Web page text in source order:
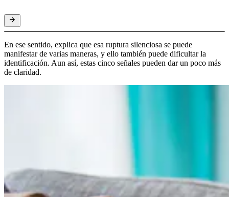
En ese sentido, explica que esa ruptura silenciosa se puede
manifestar de varias maneras, y ello también puede dificultar la
identificación. Aun así, estas cinco señales pueden dar un poco más
de claridad.